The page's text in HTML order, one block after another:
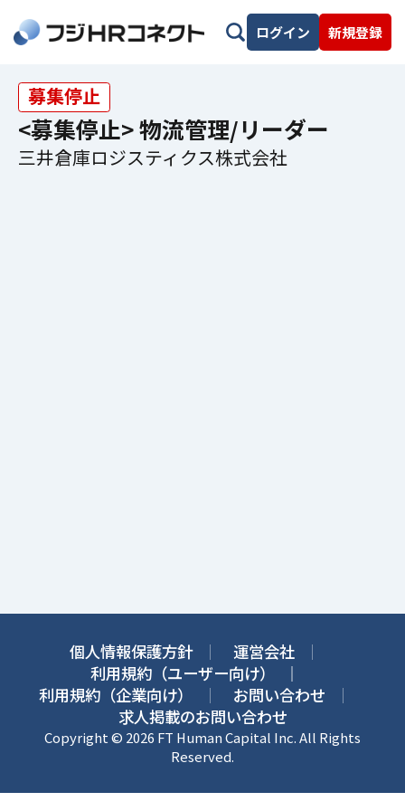
ログイン 新規登録
募集停止
<募集停止> 物流管理/リーダー
三井倉庫ロジスティクス株式会社
個人情報保護方針
運営会社
利用規約（ユーザー向け）
利用規約（企業向け）
お問い合わせ
求人掲載のお問い合わせ
Copyright © 2026 FT Human Capital Inc. All Rights
Reserved.